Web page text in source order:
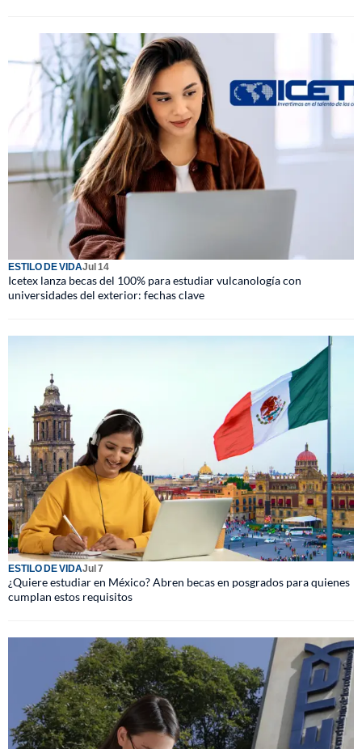
ESTILO DE VIDAJul 14
Icetex lanza becas del 100% para estudiar vulcanología con
universidades del exterior: fechas clave
ESTILO DE VIDAJul 7
¿Quiere estudiar en México? Abren becas en posgrados para quienes
cumplan estos requisitos